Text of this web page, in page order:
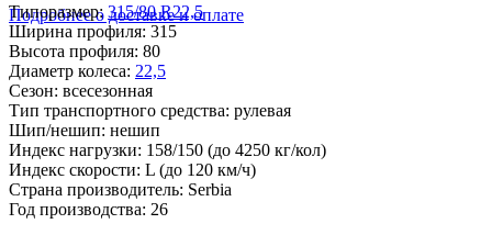
Подробнее о доставке и оплате
Типоразмер:315/80 R22,5
Ширина профиля: 315
Высота профиля: 80
Диаметр колеса: 22,5
Сезон: всесезонная
Тип транспортного средства: рулевая
Шип/нешип: нешип
Индекс нагрузки: 158/150 (до 4250 кг/кол)
Индекс скорости: L (до 120 км/ч)
Страна производитель: Serbia
Год производства: 26